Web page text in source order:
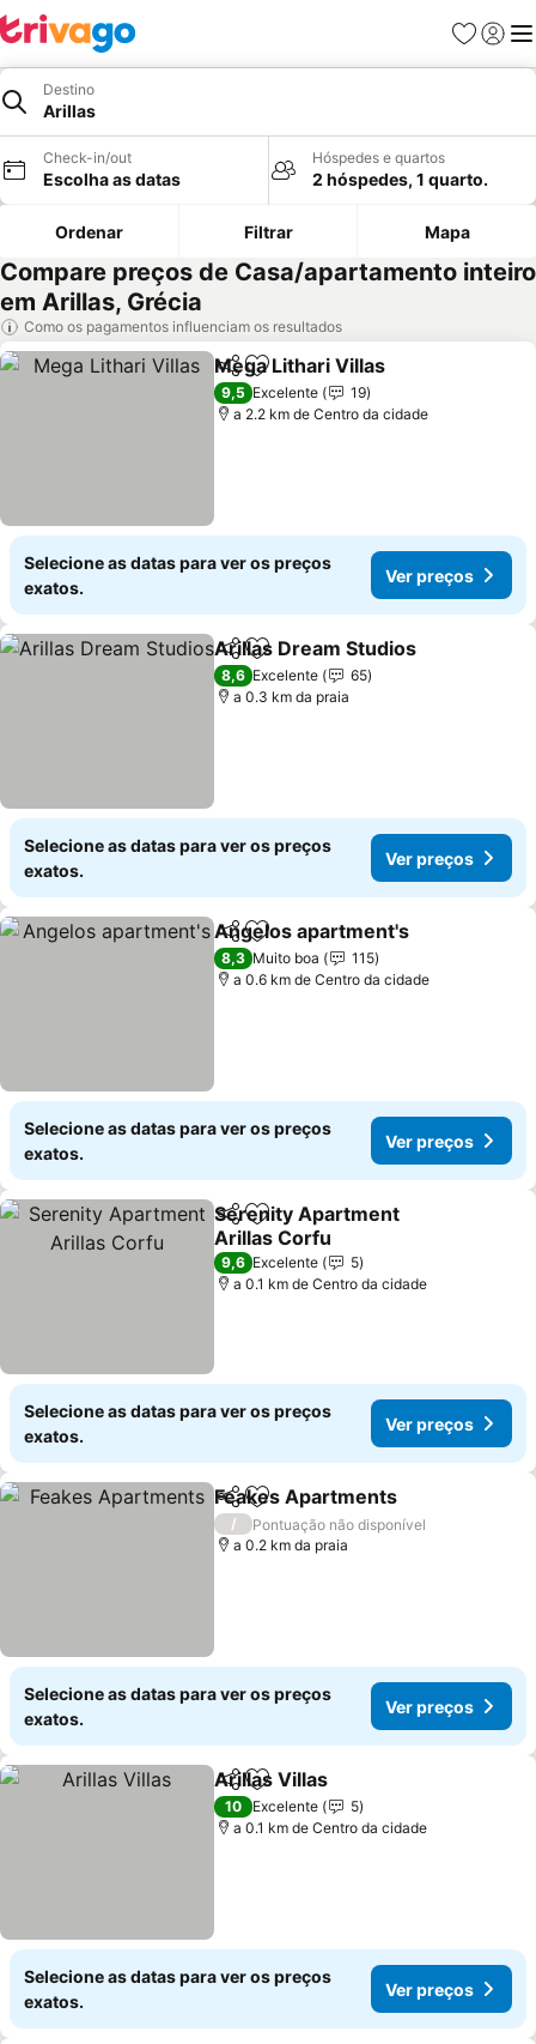
Favoritos
Iniciar
Destino
Arillas
Check-in/out
Escolha as datas
Hóspedes e quartos
2 hóspedes, 1 quarto.
Ordenar Filtrar Mapa
Compare preços de Casa/apartamento inteiro
em Arillas, Grécia
Como os pagamentos influenciam os resultados
PartilharAdicionar aos favoritos
Mega Lithari Villas
9,5 Excelente
19
a 2.2 km de Centro da cidade
Selecione as datas para ver os preços
exatos.
Ver preços
PartilharAdicionar aos favoritos
Arillas Dream Studios
8,6 Excelente
65
a 0.3 km da praia
Selecione as datas para ver os preços
exatos.
Ver preços
PartilharAdicionar aos favoritos
Angelos apartment's
8,3 Muito boa
115
a 0.6 km de Centro da cidade
Selecione as datas para ver os preços
exatos.
Ver preços
PartilharAdicionar aos favoritos
Serenity Apartment
Arillas Corfu
9,6 Excelente
5
a 0.1 km de Centro da cidade
Selecione as datas para ver os preços
exatos.
Ver preços
PartilharAdicionar aos favoritos
Feakes Apartments
/
Pontuação não disponível
a 0.2 km da praia
Selecione as datas para ver os preços
exatos.
Ver preços
PartilharAdicionar aos favoritos
Arillas Villas
10 Excelente
5
a 0.1 km de Centro da cidade
Selecione as datas para ver os preços
exatos.
Ver preços